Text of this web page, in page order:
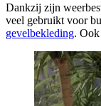
Dankzij zijn
veel gebruikt voor
gevelbekleding. Ook